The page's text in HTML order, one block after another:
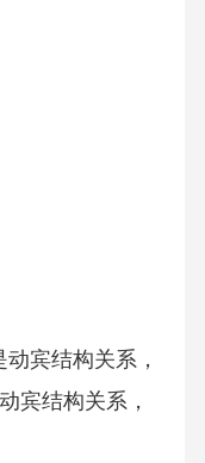
宾结构关系，
宾结构关系，